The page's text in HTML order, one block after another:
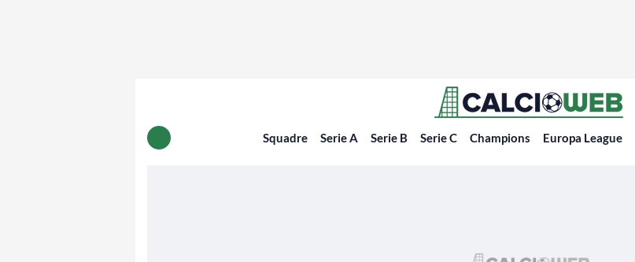
Squadre Serie A Serie B Serie C Champions Europa League